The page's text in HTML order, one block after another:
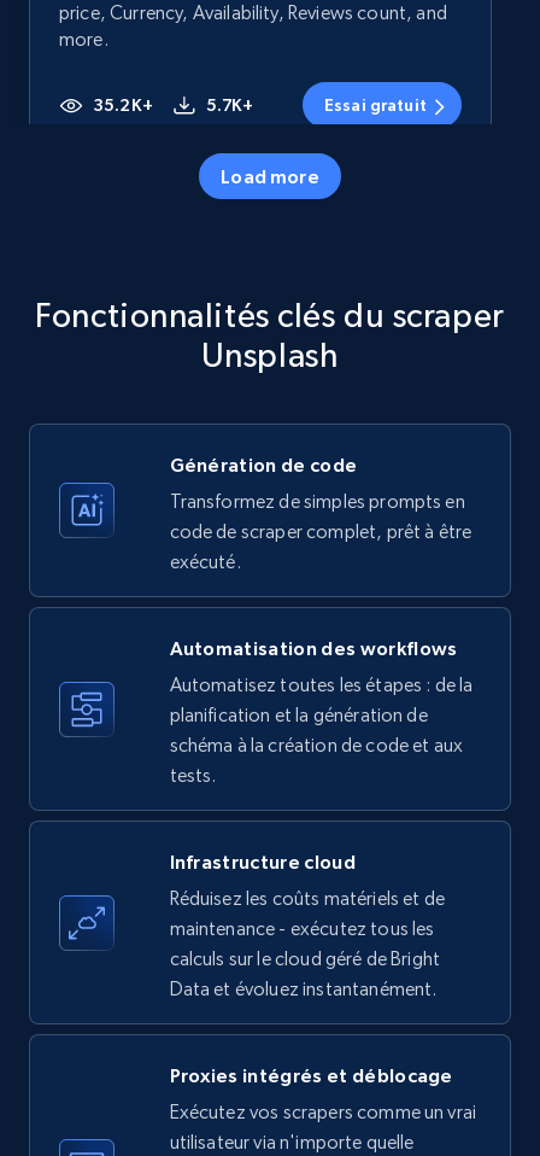
price, Currency, Availability, Reviews count, and
more.
35.2K+ 5.7K+ Essai gratuit
price, Currency, Availability, Reviews count, and
Amazon products - Collects products by
specific keywords
Title, Seller name, Brand, Description, Initial
35.2K+ 5.7K+ Essai gratuit
upc numbers
Title, Seller name, Brand, Description, Initial
price, Currency, Availability, Reviews count, and
more.
LinkedIn company information
Load more
Fonctionnalités clés du scraper
Unsplash
Génération de code
Transformez de simples prompts en
code de scraper complet, prêt à être
exécuté.
Automatisation des workflows
Automatisez toutes les étapes : de la
planification et la génération de
schéma à la création de code et aux
tests.
Infrastructure cloud
Réduisez les coûts matériels et de
maintenance - exécutez tous les
calculs sur le cloud géré de Bright
Data et évoluez instantanément.
Proxies intégrés et déblocage
Exécutez vos scrapers comme un vrai
utilisateur via n'importe quelle